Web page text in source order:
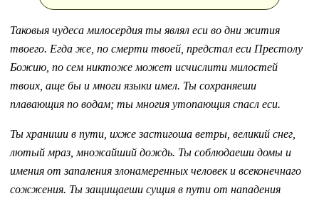
Таковыя чудеса милосердия ты являл еси во дни жития
твоего. Егда же, по смерти твоей, предстал еси Престолу
Божию, по сем никтоже может исчислити милостей
твоих, аще бы и многи языки имел. Ты сохраняеши
плавающия по водам; ты многия утопающия спасл еси.
Ты храниши в пути, ихже застигоша ветры, великий снег,
лютый мраз, множайший дождь. Ты соблюдаеши домы и
имения от запаления злонамеренных человек и всеконечнаго
сожжения. Ты защищаеши сущия в пути от нападения